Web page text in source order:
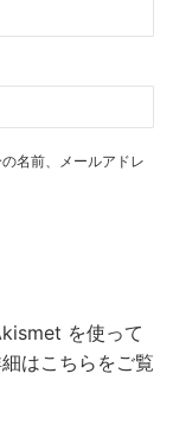
名前、メールアドレ
を使って
はこちらをご覧